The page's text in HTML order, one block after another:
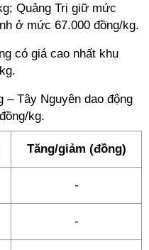
Quảng Trị giữ mức
ở mức 67.000 đồng/kg.
có giá cao nhất khu
– Tây Nguyên dao động
kg.
Tăng/giảm (đồng)
-
-